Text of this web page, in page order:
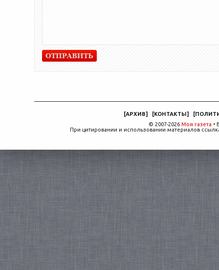
[АРХИВ] [КОНТАКТЫ] [
© 2007-2026 Моя газета •
При цитировании и использовании материалов